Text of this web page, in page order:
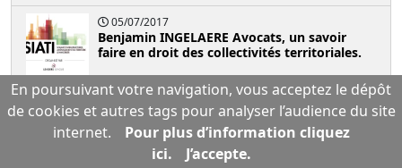
05/07/2017
Benjamin INGELAERE Avocats, un savoir
faire en droit des collectivités territoriales.
03/11/2017
Nexans Industrie - Interview de Me
INGELAERE
En poursuivant votre navigation, vous acceptez le dépôt
de cookies et autres tags pour analyser l’audience du site
internet.
Pour plus d’information cliquez
ici.
J’accepte.